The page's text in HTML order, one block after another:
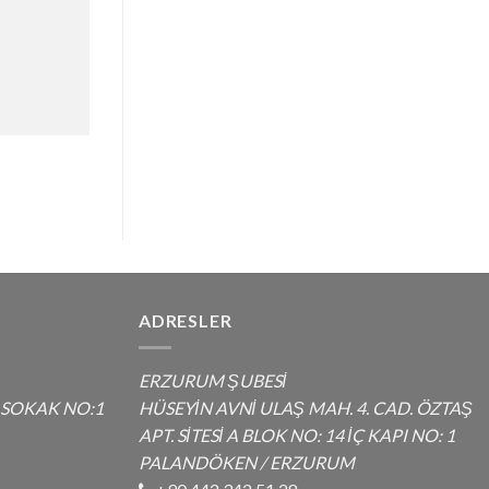
NO:1
ADRESLER
ERZURUM ŞUBESİ
HÜSEYİN AVNİ ULAŞ MAH. 4. CAD. ÖZTAŞ
APT. SİTESİ A BLOK NO: 14 İÇ KAPI NO: 1
PALANDÖKEN / ERZURUM